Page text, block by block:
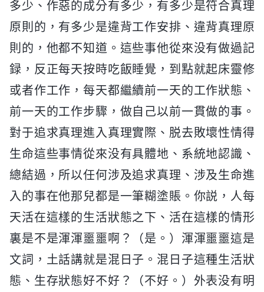
多少、作惡的成分有多少，有多少是符合真理
原則的，有多少是違背工作安排、違背真理原
則的，他都不知道。這些事他從來没有做過記
録，反正每天按時吃飯睡覺，到點就起床靈修
或者作工作，每天都繼續前一天的工作狀態、
前一天的工作步驟，做自己以前一貫做的事。
對于追求真理進入真理實際、脱去敗壞性情得
生命這些事情從來没有具體地、系統地認識、
總結過，所以任何涉及追求真理、涉及生命進
入的事在他那兒都是一筆糊塗賬。你説，人每
天活在這樣的生活狀態之下、活在這樣的情形
裏是不是渾渾噩噩啊？（是。）渾渾噩噩這是
文詞，土話講就是混日子。混日子這種生活狀
態、生存狀態好不好？（不好。）外表没有明